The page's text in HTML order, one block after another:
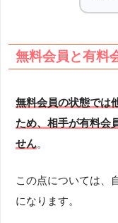
無料会員と有料
無料会員の状態では
ため、相手が有料会
せん。
この点については、
になります。